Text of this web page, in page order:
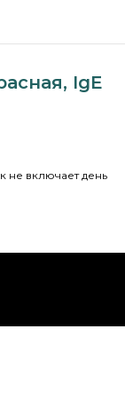
IgE
не включает день